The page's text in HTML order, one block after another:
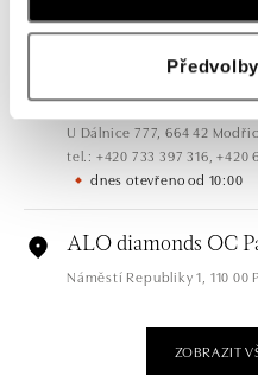
dnes otevřeno od 09:00
ALO diamonds OC
U Dálnice 777, 664 42
tel.: +420 733 397 316, +420
dnes otevřeno od 10:00
ALO diamonds OC
Náměstí Republiky 1, 110 00
dnes otevřeno od 09:00
ZOBRAZIT